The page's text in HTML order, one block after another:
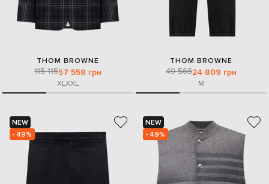
THOM BROWNE
115 11557 558 грн
XLXXL
THOM BROWNE
49 56624 809 грн
M
NEW
- 49%
NEW
- 49%